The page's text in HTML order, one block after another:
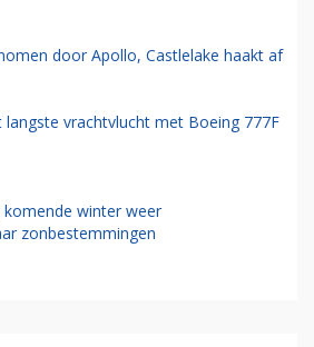
door Apollo, Castlelake haakt af
vrachtvlucht met Boeing 777F
winter weer
zonbestemmingen